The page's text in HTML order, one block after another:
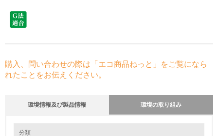
購入、問い合わせの際は「エコ商品ねっと」をご覧になら
れたことをお伝えください。
環境情報及び製品情報 環境の取り組み
分類